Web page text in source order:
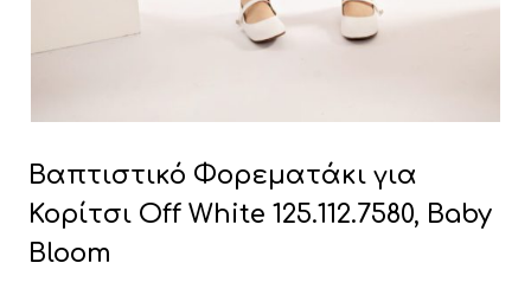
Βαπτιστικό Φορεματάκι για
Κορίτσι Off White 125.112.7580, Baby
Bloom